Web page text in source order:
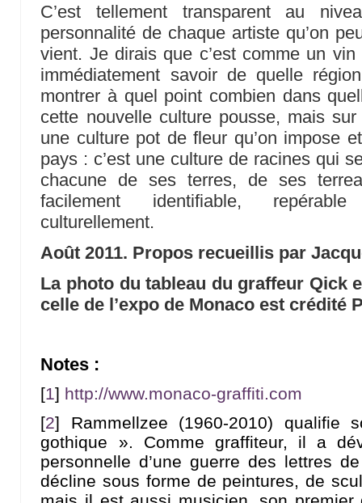
C’est tellement transparent au
personnalité de chaque artiste qu’on
vient. Je dirais que c’est comme un
immédiatement savoir de quelle
montrer à quel point combien dans
cette nouvelle culture pousse, mais
une culture pot de fleur qu’on impose
pays : c’est une culture de racines qui
chacune de ses terres, de ses
facilement identifiable,
culturellement.
Août 2011. Propos recueillis par
La photo du tableau du graffeur Qick
celle de l’expo de Monaco est crédité
Notes :
[1] http://www.monaco-graffiti.com
[2] Rammellzee (1960-2010) qualifie
gothique ». Comme graffiteur, il a
personnelle d’une guerre des lettres
décline sous forme de peintures, de